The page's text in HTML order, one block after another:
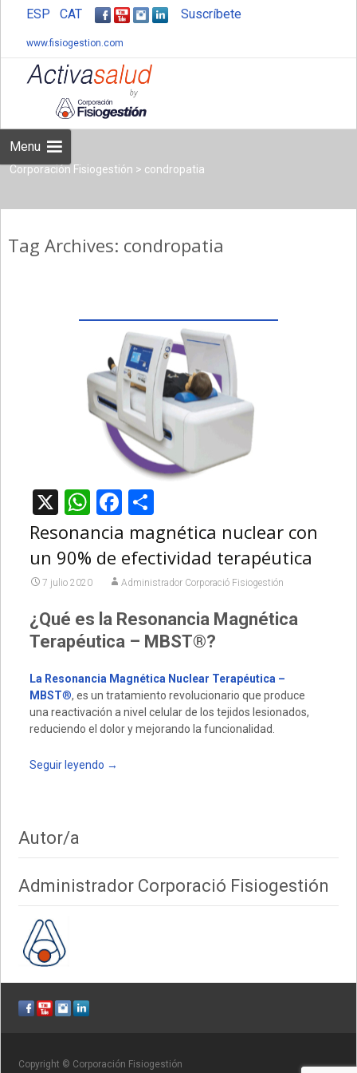
ESP CAT Suscríbete
www.fisiogestion.com
Menu
Corporación Fisiogestión > condropatia
Tag Archives: condropatia
X WhatsApp
Facebook
Compartir
Resonancia magnética nuclear con
un 90% de efectividad terapéutica
7 julio 2020 Administrador Corporació Fisiogestión
¿Qué es la Resonancia Magnética
Terapéutica – MBST®?
La Resonancia Magnética Nuclear Terapéutica –
MBST®, es un tratamiento revolucionario que produce
una reactivación a nivel celular de los tejidos lesionados,
reduciendo el dolor y mejorando la funcionalidad.
Seguir leyendo →
Autor/a
Administrador Corporació Fisiogestión
Copyright © Corporación Fisiogestión